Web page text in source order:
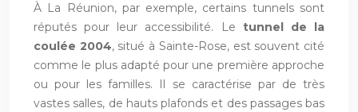
À La Réunion, par exemple, certains tunnels sont
réputés pour leur accessibilité. Le tunnel de la
coulée 2004, situé à Sainte-Rose, est souvent cité
comme le plus adapté pour une première approche
ou pour les familles. Il se caractérise par de très
vastes salles, de hauts plafonds et des passages bas